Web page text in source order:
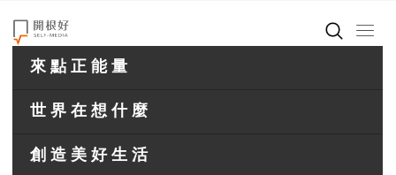
來點正能量
世界在想什麼
創造美好生活